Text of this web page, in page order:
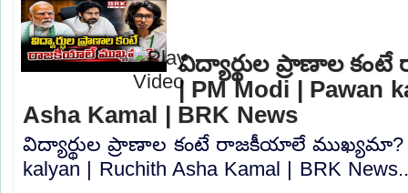
విద్యార్థుల ప్రాణాల
| PM Modi | Pawan
Asha Kamal | BRK News
విద్యార్థుల ప్రాణాల కంటే రాజకీయాలే ముఖ్యమా? |
kalyan | Ruchith Asha Kamal | BRK